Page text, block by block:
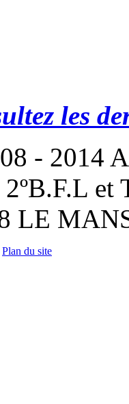
les
- 2014
2ºB.F.L
LE
Plan du site